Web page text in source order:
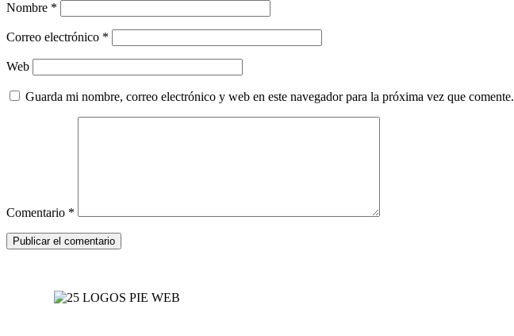
Nombre *
Correo electrónico *
Web
Guarda mi nombre, correo electrónico y web en este navegador para la próxima vez que comente.
Comentario *